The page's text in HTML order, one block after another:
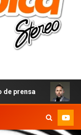
MARCOS